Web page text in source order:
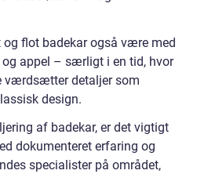
flot badekar også være med
appel – særligt i en tid, hvor
værdsætter detaljer som
design.
af badekar, er det vigtigt
dokumenteret erfaring og
specialister på området,